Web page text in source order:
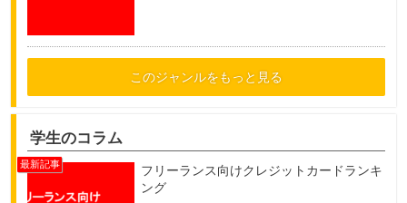
このジャンルをもっと見る
学生のコラム
フリーランス向けクレジットカードランキ
ング